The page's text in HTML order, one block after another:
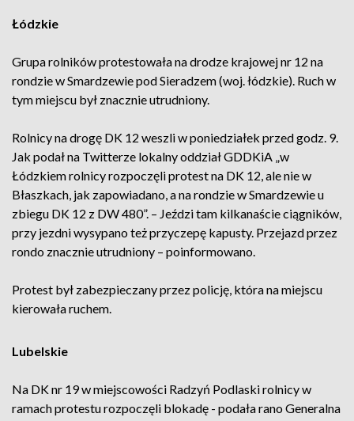
Łódzkie
Grupa rolników protestowała na drodze krajowej nr 12 na
rondzie w Smardzewie pod Sieradzem (woj. łódzkie). Ruch w
tym miejscu był znacznie utrudniony.
Rolnicy na drogę DK 12 weszli w poniedziałek przed godz. 9.
Jak podał na Twitterze lokalny oddział GDDKiA „w
Łódzkiem rolnicy rozpoczęli protest na DK 12, ale nie w
Błaszkach, jak zapowiadano, a na rondzie w Smardzewie u
zbiegu DK 12 z DW 480”. – Jeździ tam kilkanaście ciągników,
przy jezdni wysypano też przyczepę kapusty. Przejazd przez
rondo znacznie utrudniony – poinformowano.
Protest był zabezpieczany przez policję, która na miejscu
kierowała ruchem.
Lubelskie
Na DK nr 19 w miejscowości Radzyń Podlaski rolnicy w
ramach protestu rozpoczęli blokadę - podała rano Generalna